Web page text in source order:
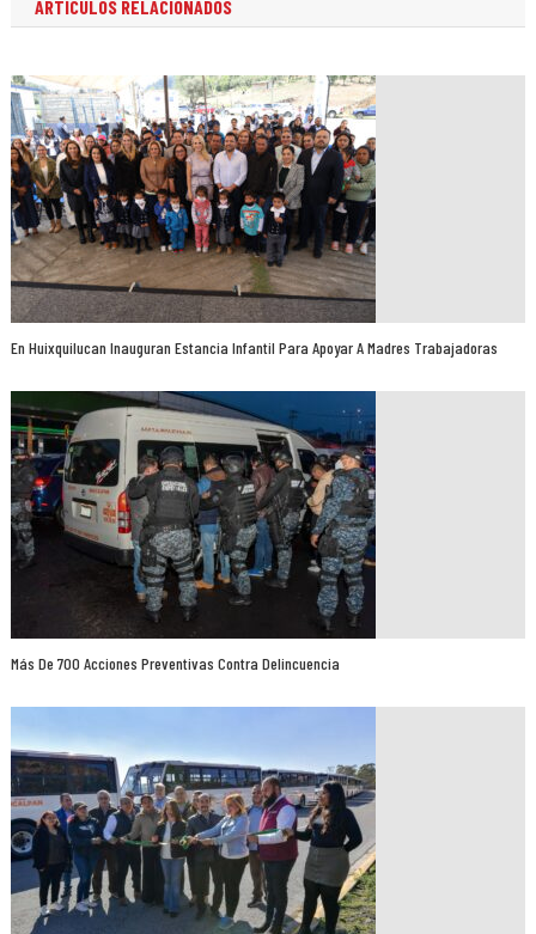
ARTÍCULOS RELACIONADOS
En Huixquilucan Inauguran Estancia Infantil Para Apoyar A Madres Trabajadoras
Más De 700 Acciones Preventivas Contra Delincuencia